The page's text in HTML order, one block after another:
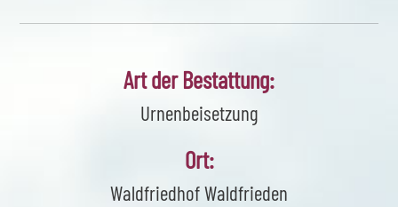
Art der Bestattung:
Urnenbeisetzung
Ort:
Waldfriedhof Waldfrieden